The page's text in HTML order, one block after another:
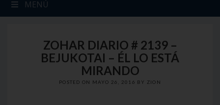
MENÚ
ZOHAR DIARIO # 2139 –
BEJUKOTAI – ÉL LO ESTÁ
MIRANDO
POSTED ON MAYO 26, 2016 BY ZION